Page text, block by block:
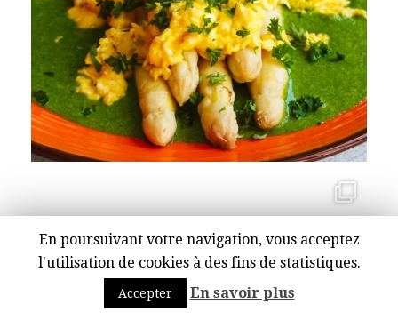
En poursuivant votre navigation, vous acceptez
l'utilisation de cookies à des fins de statistiques.
Accepter En savoir plus